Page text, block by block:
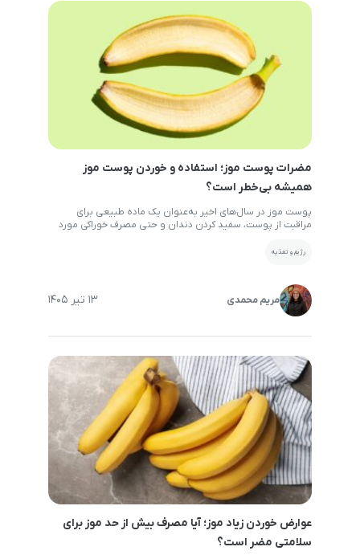
مضرات پوست موز؛ استفاده و خوردن پوست موز
همیشه بی‌خطر است؟
پوست موز در سال‌های اخیر به‌عنوان یک ماده طبیعی برای
مراقبت از پوست، سفید کردن دندان و حتی مصرف خوراکی مورد
که پوست موز کاملاً بی‌خطر است. در برخی شرایط، استفاده نادرست
رژیم و تغذیه
مریم محمدی 13 تیر 1405
عوارض خوردن زیاد موز؛ آیا مصرف بیش از حد موز برای
سلامتی مضر است؟